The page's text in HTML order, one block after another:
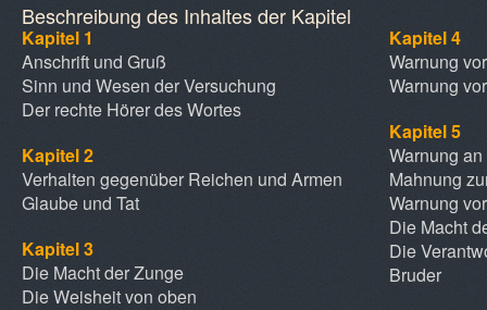
Beschreibung des Inhaltes der Kapitel
Kapitel 1
Anschrift und Gruß
Sinn und Wesen der Versuchung
Der rechte Hörer des Wortes
Kapitel 2
Verhalten gegenüber Reichen und Armen
Glaube und Tat
Kapitel 3
Die Macht der Zunge
Die Weisheit von oben
Kapitel 4
Warnung
Warnung
Kapitel 5
Warnung
Mahnung
Warnung
Die Macht
Die
Bruder